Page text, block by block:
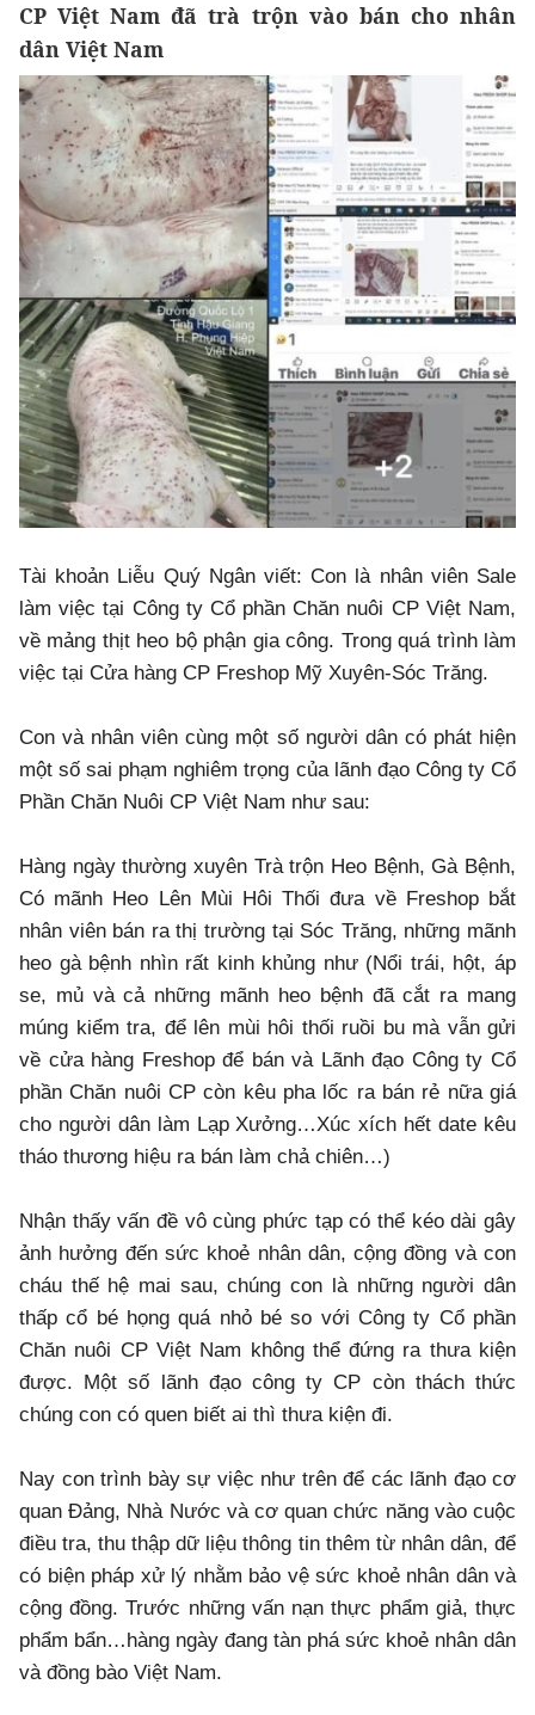
CP Việt Nam đã trà trộn vào bán cho nhân
dân Việt Nam
Tài khoản Liễu Quý Ngân viết: Con là nhân viên Sale
làm việc tại Công ty Cổ phần Chăn nuôi CP Việt Nam,
về mảng thịt heo bộ phận gia công. Trong quá trình làm
việc tại Cửa hàng CP Freshop Mỹ Xuyên-Sóc Trăng.
Con và nhân viên cùng một số người dân có phát hiện
một số sai phạm nghiêm trọng của lãnh đạo Công ty Cổ
Phần Chăn Nuôi CP Việt Nam như sau:
Hàng ngày thường xuyên Trà trộn Heo Bệnh, Gà Bệnh,
Có mãnh Heo Lên Mùi Hôi Thối đưa về Freshop bắt
nhân viên bán ra thị trường tại Sóc Trăng, những mãnh
heo gà bệnh nhìn rất kinh khủng như (Nổi trái, hột, áp
se, mủ và cả những mãnh heo bệnh đã cắt ra mang
múng kiểm tra, để lên mùi hôi thối ruồi bu mà vẫn gửi
về cửa hàng Freshop để bán và Lãnh đạo Công ty Cổ
phần Chăn nuôi CP còn kêu pha lốc ra bán rẻ nữa giá
cho người dân làm Lạp Xưởng…Xúc xích hết date kêu
tháo thương hiệu ra bán làm chả chiên…)
Nhận thấy vấn đề vô cùng phức tạp có thể kéo dài gây
ảnh hưởng đến sức khoẻ nhân dân, cộng đồng và con
cháu thế hệ mai sau, chúng con là những người dân
thấp cổ bé họng quá nhỏ bé so với Công ty Cổ phần
Chăn nuôi CP Việt Nam không thể đứng ra thưa kiện
được. Một số lãnh đạo công ty CP còn thách thức
chúng con có quen biết ai thì thưa kiện đi.
Nay con trình bày sự việc như trên để các lãnh đạo cơ
quan Đảng, Nhà Nước và cơ quan chức năng vào cuộc
điều tra, thu thập dữ liệu thông tin thêm từ nhân dân, để
có biện pháp xử lý nhằm bảo vệ sức khoẻ nhân dân và
cộng đồng. Trước những vấn nạn thực phẩm giả, thực
phẩm bẩn…hàng ngày đang tàn phá sức khoẻ nhân dân
và đồng bào Việt Nam.